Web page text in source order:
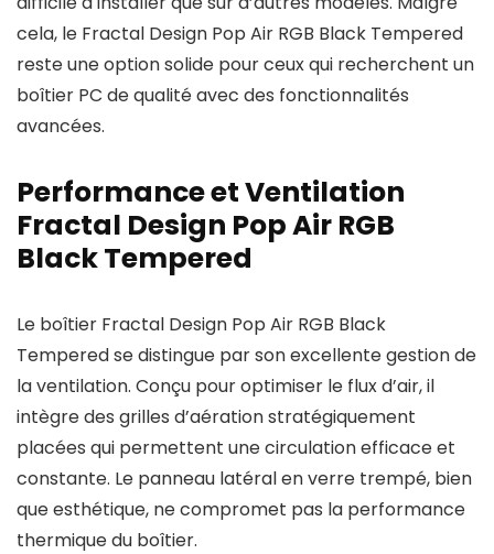
cela, le Fractal Design Pop Air RGB Black Tempered
reste une option solide pour ceux qui recherchent un
boîtier PC de qualité avec des fonctionnalités
avancées.
Performance et Ventilation
Fractal Design Pop Air RGB
Black Tempered
Le boîtier Fractal Design Pop Air RGB Black
Tempered se distingue par son excellente gestion de
la ventilation. Conçu pour optimiser le flux d’air, il
intègre des grilles d’aération stratégiquement
placées qui permettent une circulation efficace et
constante. Le panneau latéral en verre trempé, bien
que esthétique, ne compromet pas la performance
thermique du boîtier.